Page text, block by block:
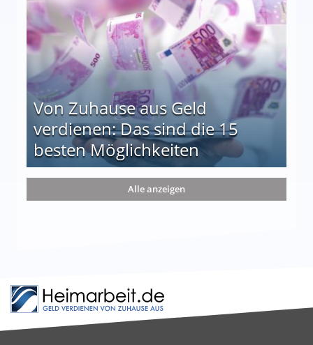
Von Zuhause aus Geld
verdienen: Das sind die 15
besten Möglichkeiten
die 15 besten Möglichkeiten
Alle anzeigen